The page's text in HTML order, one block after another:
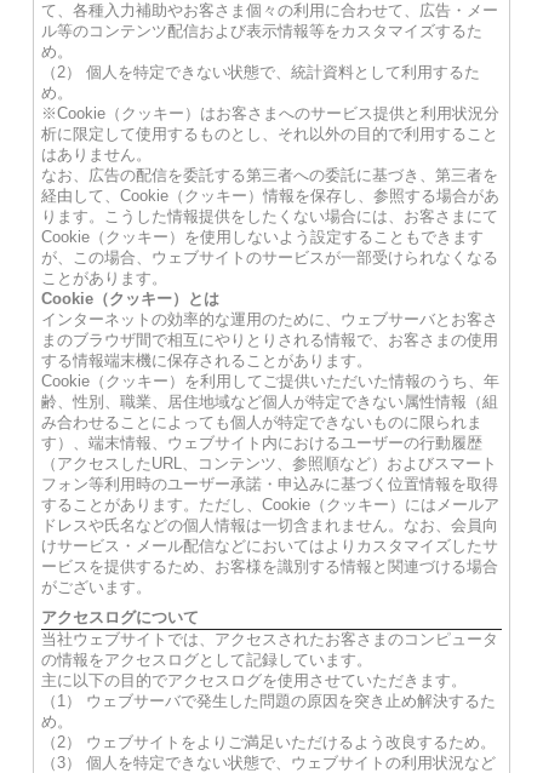
て、各種入力補助やお客さま個々の利用に合わせて、広告・メー
ル等のコンテンツ配信および表示情報等をカスタマイズするた
め。
（2） 個人を特定できない状態で、統計資料として利用するた
め。
※Cookie（クッキー）はお客さまへのサービス提供と利用状況分
析に限定して使用するものとし、それ以外の目的で利用すること
はありません。
なお、広告の配信を委託する第三者への委託に基づき、第三者を
経由して、Cookie（クッキー）情報を保存し、参照する場合があ
ります。こうした情報提供をしたくない場合には、お客さまにて
Cookie（クッキー）を使用しないよう設定することもできます
が、この場合、ウェブサイトのサービスが一部受けられなくなる
ことがあります。
Cookie（クッキー）とは
インターネットの効率的な運用のために、ウェブサーバとお客さ
まのブラウザ間で相互にやりとりされる情報で、お客さまの使用
する情報端末機に保存されることがあります。
Cookie（クッキー）を利用してご提供いただいた情報のうち、年
齢、性別、職業、居住地域など個人が特定できない属性情報（組
み合わせることによっても個人が特定できないものに限られま
す）、端末情報、ウェブサイト内におけるユーザーの行動履歴
（アクセスしたURL、コンテンツ、参照順など）およびスマート
フォン等利用時のユーザー承諾・申込みに基づく位置情報を取得
することがあります。ただし、Cookie（クッキー）にはメールア
ドレスや氏名などの個人情報は一切含まれません。なお、会員向
けサービス・メール配信などにおいてはよりカスタマイズしたサ
ービスを提供するため、お客様を識別する情報と関連づける場合
がございます。
アクセスログについて
当社ウェブサイトでは、アクセスされたお客さまのコンピュータ
の情報をアクセスログとして記録しています。
主に以下の目的でアクセスログを使用させていただきます。
（1） ウェブサーバで発生した問題の原因を突き止め解決するた
め。
（2） ウェブサイトをよりご満足いただけるよう改良するため。
（3） 個人を特定できない状態で、ウェブサイトの利用状況など